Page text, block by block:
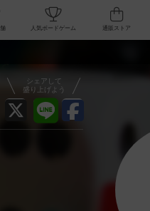
カフェ/店舗 人気ボードゲーム
シェアして
盛り上げよう